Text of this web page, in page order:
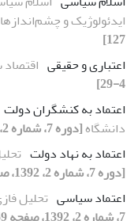
ایدئولوژیک و چشم‌اندازها
127]
اعتباری و حقیقی
4-29]
اعتماد به کنشگران دولت
دانشگاه[دوره 7، شماره 2، 1392، صفحه 59-86]
اعتماد به نهاد دولت
[دوره 7، شماره 2، 1392، صفحه 59-86]
اعتماد سیاسی تحلیل